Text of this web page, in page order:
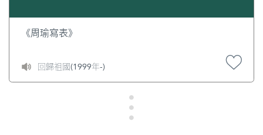
《打寇珠》，前四首進行了後製修補，後兩首保存了現場錄
音原貌，作為附錄列入以供後人知悉現場實況。這些曲目是
高兩三度音的唱法），並使用舞台官話唱出，是五、六十年
代以後基本退出粵劇粵曲舞台的語音，有一定藝術性和歷史
性。粵劇裡“喉”是指唱歌時的聲音（嗓音）。現時粵劇流行
的主要是“子喉”、“平喉”和“大喉”。“子喉”指花旦唱的“假
嗓”，所以又稱“旦喉”；“平喉”指飾演男性角色唱出的歌聲。
粵劇裡，男性角色統稱做“生角”。至於“大喉”，也是生角唱
《周瑜寫表》
回歸祖國(1999年-)